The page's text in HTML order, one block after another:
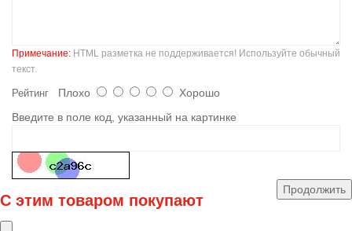
Примечание: HTML разметка не поддерживается! Используйте обычный
текст.
Рейтинг Плохо
Хорошо
Введите в поле код, указанный на картинке
Продолжить
С этим товаром покупают